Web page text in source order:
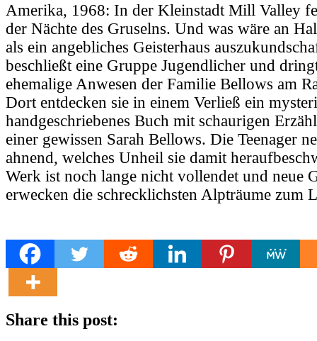
Amerika, 1968: In der Kleinstadt Mill Valley
der Nächte des Gruselns. Und was wäre an
als ein angebliches Geisterhaus
beschließt eine Gruppe Jugendlicher und
ehemalige Anwesen der Familie Bellows am
Dort entdecken sie in einem Verließ ein
handgeschriebenes Buch mit schaurigen
einer gewissen Sarah Bellows. Die Teenager
ahnend, welches Unheil sie damit
Werk ist noch lange nicht vollendet und neue
erwecken die schrecklichsten Alpträume zum
Share this post: